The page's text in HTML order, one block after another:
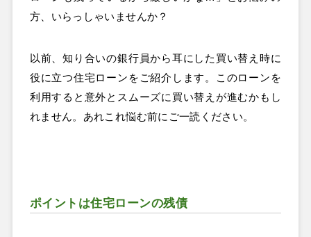
方、いらっしゃいませんか？
以前、知り合いの銀行員から耳にした買い替え時に
役に立つ住宅ローンをご紹介します。このローンを
利用すると意外とスムーズに買い替えが進むかもし
れません。あれこれ悩む前にご一読ください。
ポイントは住宅ローンの残債